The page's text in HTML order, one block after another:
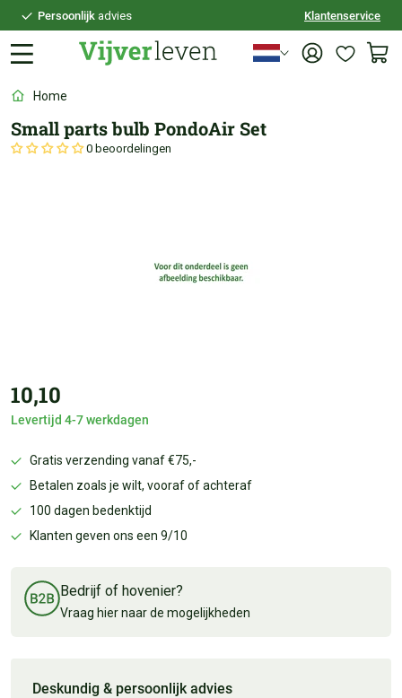
Persoonlijk advies
21:30besteld,vandaagverzonden
Persoonlijkadvies
Klantenservice
Home
Small parts bulb PondoAir Set
0 beoordelingen
10,10
Levertijd 4-7 werkdagen
Gratis verzending vanaf €75,-
Betalen zoals je wilt, vooraf of achteraf
100 dagen bedenktijd
Klanten geven ons een 9/10
Bedrijf of hovenier?
Vraag hier naar de mogelijkheden
Deskundig & persoonlijk advies